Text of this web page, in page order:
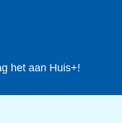
het aan Huis+!